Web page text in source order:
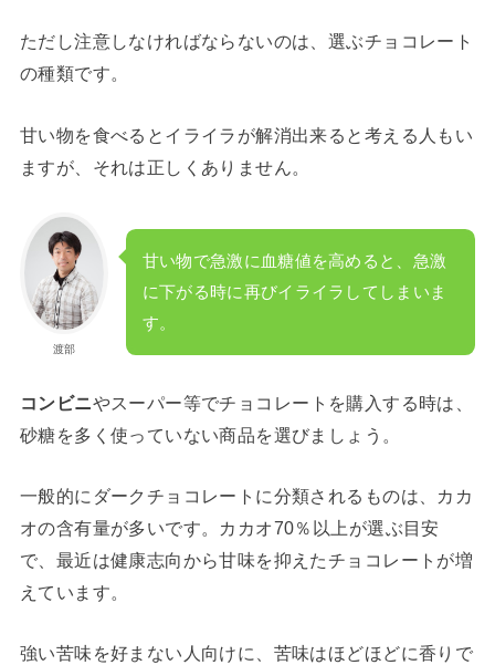
ただし注意しなければならないのは、選ぶチョコレート
の種類です。
甘い物を食べるとイライラが解消出来ると考える人もい
ますが、それは正しくありません。
渡部
甘い物で急激に血糖値を高めると、急激
に下がる時に再びイライラしてしまいま
す。
コンビニやスーパー等でチョコレートを購入する時は、
砂糖を多く使っていない商品を選びましょう。
一般的にダークチョコレートに分類されるものは、カカ
オの含有量が多いです。カカオ70％以上が選ぶ目安
で、最近は健康志向から甘味を抑えたチョコレートが増
えています。
強い苦味を好まない人向けに、苦味はほどほどに香りで